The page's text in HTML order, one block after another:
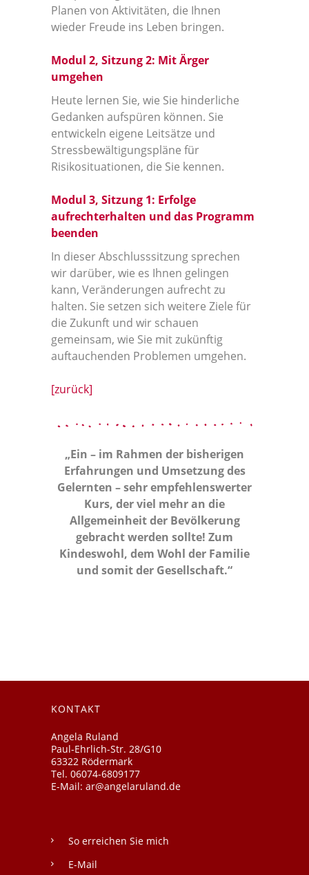
Planen von Aktivitäten, die Ihnen
wieder Freude ins Leben bringen.
Modul 2, Sitzung 2: Mit Ärger
umgehen
Heute lernen Sie, wie Sie hinderliche
Gedanken aufspüren können. Sie
entwickeln eigene Leitsätze und
Stressbewältigungspläne für
Risikosituationen, die Sie kennen.
Modul 3, Sitzung 1: Erfolge
aufrechterhalten und das Programm
beenden
In dieser Abschlusssitzung sprechen
wir darüber, wie es Ihnen gelingen
kann, Veränderungen aufrecht zu
halten. Sie setzen sich weitere Ziele für
die Zukunft und wir schauen
gemeinsam, wie Sie mit zukünftig
auftauchenden Problemen umgehen.
[zurück]
„Ein – im Rahmen der bisherigen
Erfahrungen und Umsetzung des
Gelernten – sehr empfehlenswerter
Kurs, der viel mehr an die
Allgemeinheit der Bevölkerung
gebracht werden sollte! Zum
Kindeswohl, dem Wohl der Familie
und somit der Gesellschaft.“
KONTAKT
Angela Ruland
Paul-Ehrlich-Str. 28/G10
63322 Rödermark
Tel. 06074-6809177
E-Mail: ar@angelaruland.de
So erreichen Sie mich
E-Mail